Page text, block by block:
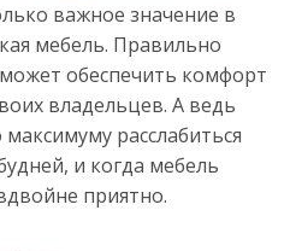
важное значение в
мебель. Правильно
обеспечить комфорт
владельцев. А ведь
расслабиться
и когда мебель
приятно.